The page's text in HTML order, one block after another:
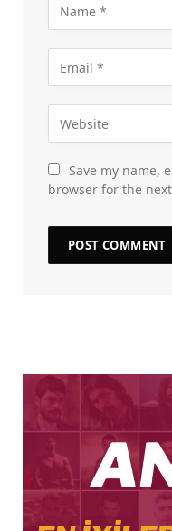
Save my name,
browser for the